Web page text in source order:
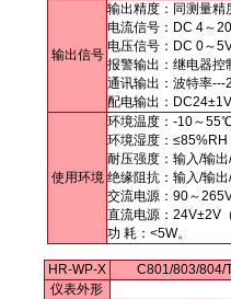
输出信号
输出精度：同测量精
电流信号：DC 4～
电压信号：DC 0～
报警输出：继电器控
通讯输出：波特率
配电输出：
使用环境
环境温度：-10～
环境湿度：
耐压强度：输入/输
绝缘阻抗：输入/输
交流电源：90～
直流电源：24V±2V
功 耗：<5W。
HR-WP-X
C801/803/804/
仪表外形